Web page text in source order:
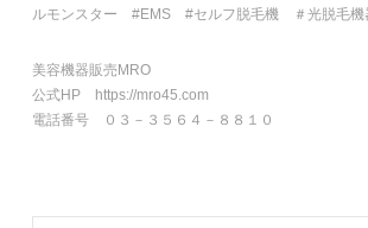
ルモンスター #EMS #セルフ脱毛機 ＃光脱毛機
美容機器販売MRO
公式HP https://mro45.com
電話番号 ０３－３５６４－８８１０